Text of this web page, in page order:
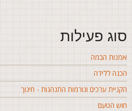
פעילות
הבמה
ללידה
ערכים ונורמות התנהגות - חינוך
הטעם